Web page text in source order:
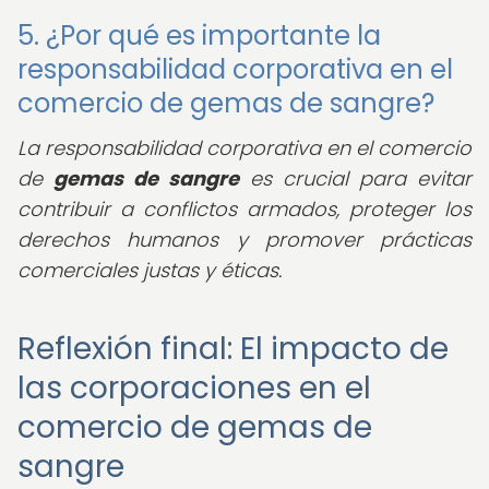
5. ¿Por qué es importante la
responsabilidad corporativa en el
comercio de gemas de sangre?
La responsabilidad corporativa en el comercio
de gemas de sangrees crucial para evitar
contribuir a conflictos armados, proteger los
derechos humanos y promover prácticas
comerciales justas y éticas.
Reflexión final: El impacto de
las corporaciones en el
comercio de gemas de
sangre